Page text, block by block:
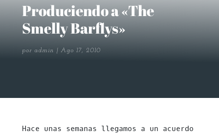
Produciendo a «The
Smelly Barflys»
por admin Ago 17, 2010
Hace unas semanas llegamos a un acuerdo